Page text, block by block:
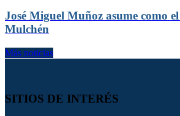
José Miguel Muñoz asume como
Mulchén
Más noticias
SITIOS DE INTERÉS